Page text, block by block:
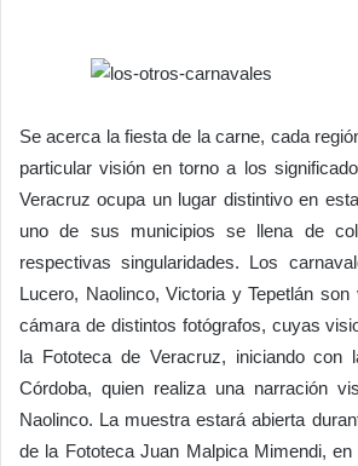
Se acerca la fiesta de la carne, cada
particular visión en torno a los
Veracruz ocupa un lugar distintivo en
uno de sus municipios se llena de
respectivas singularidades. Los
Lucero, Naolinco, Victoria y Tepetlán
cámara de distintos fotógrafos, cuyas
la Fototeca de Veracruz, iniciando con
Córdoba, quien realiza una narración
Naolinco. La muestra estará abierta
de la Fototeca Juan Malpica Mimendi,